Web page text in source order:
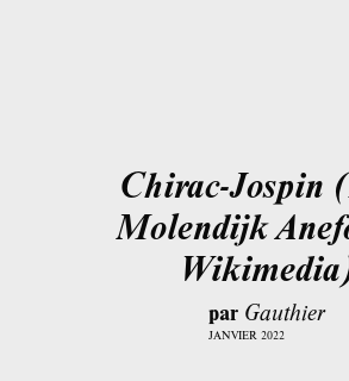
Chirac-Jospin
Molendijk
par Gauthier
JANVIER 2022